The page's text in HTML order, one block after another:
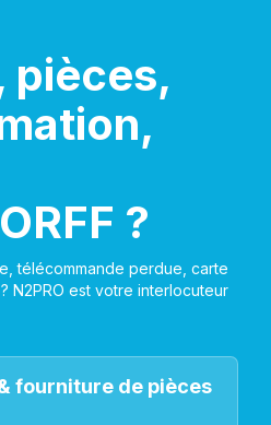
pièces,
?
télécommande perdue, carte
N2PRO est votre interlocuteur
fourniture de pièces